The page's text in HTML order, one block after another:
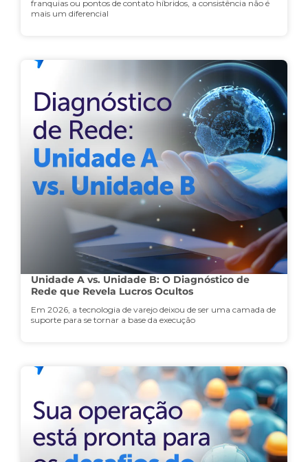
franquias ou pontos de contato híbridos, a consistência não é
mais um diferencial
Unidade A vs. Unidade B: O Diagnóstico de
Rede que Revela Lucros Ocultos
Em 2026, a tecnologia de varejo deixou de ser uma camada de
suporte para se tornar a base da execução